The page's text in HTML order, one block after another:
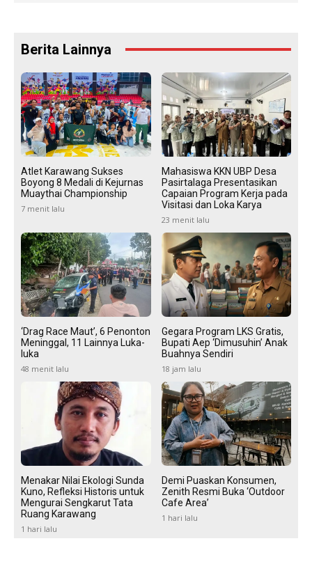
Berita Lainnya
Atlet Karawang Sukses
Boyong 8 Medali di Kejurnas
Muaythai Championship
7 menit lalu
Mahasiswa KKN UBP Desa
Pasirtalaga Presentasikan
Capaian Program Kerja pada
Visitasi dan Loka Karya
23 menit lalu
‘Drag Race Maut’, 6 Penonton
Meninggal, 11 Lainnya Luka-
luka
48 menit lalu
Gegara Program LKS Gratis,
Bupati Aep ‘Dimusuhin’ Anak
Buahnya Sendiri
18 jam lalu
Menakar Nilai Ekologi Sunda
Kuno, Refleksi Historis untuk
Mengurai Sengkarut Tata
Ruang Karawang
1 hari lalu
Demi Puaskan Konsumen,
Zenith Resmi Buka ‘Outdoor
Cafe Area’
1 hari lalu